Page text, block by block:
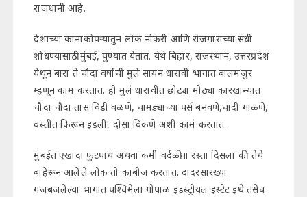
राजधानी आहे.
देशाच्या कानाकोपऱ्यातुन लोक नोकरी आणि रोजगाराच्या संधी
शोधण्यासाठी मुंबई, पुण्यात येतात. येथे बिहार, राजस्थान, उत्तरप्रदेश
येथून बारा ते चौदा वर्षांची मुले सायन धारावी भागात बालमजुर
म्हणून काम करतात. ही मुलं धारावीत छोट्या मोठ्या कारखान्यात
चौदा चौदा तास विडी वळणे, चामड्याच्या पर्स बनवणे,चांदी गाळणे,
वस्तीत फिरून इडली, दोसा विकणे अशी कामं करतात.
मुंबईत एखादा फुटपाथ अथवा कमी वर्दळीचा रस्ता दिसला की तेथे
बाहेरून आलेले लोक तो काबीज करतात. दादरसारख्या
गजबजलेल्या भागात पश्चिमेला गोपाळ इंडस्ट्रीयल इस्टेट इथे तसेच